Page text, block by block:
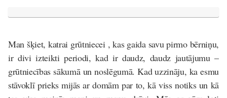
Man šķiet, katrai grūtniecei , kas gaida savu pirmo bērniņu,
ir divi izteikti periodi, kad ir daudz, daudz jautājumu –
grūtniecības sākumā un noslēgumā. Kad uzzināju, ka esmu
stāvoklī prieks mijās ar domām par to, kā viss notiks un kā